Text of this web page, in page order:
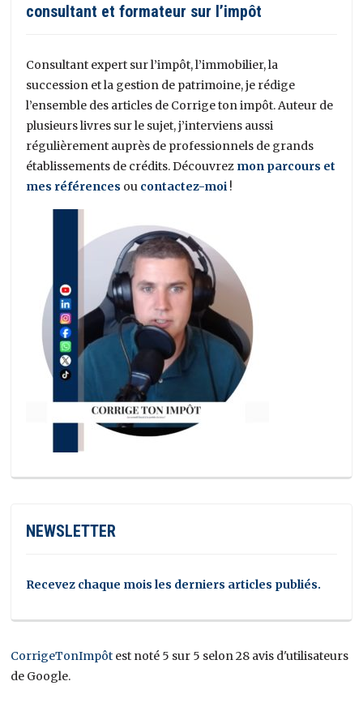
consultant et formateur sur l’impôt
Consultant expert sur l’impôt, l’immobilier, la
succession et la gestion de patrimoine, je rédige
l’ensemble des articles de Corrige ton impôt. Auteur de
plusieurs livres sur le sujet, j’interviens aussi
régulièrement auprès de professionnels de grands
établissements de crédits. Découvrez mon parcours et
mes références ou contactez-moi !
NEWSLETTER
Recevez chaque mois les derniers articles publiés.
CorrigeTonImpôt est noté 5 sur 5 selon 28 avis d'utilisateurs
de Google.